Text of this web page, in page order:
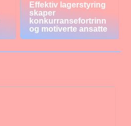
Effektiv lagerstyring
skaper
konkurransefortrinn
og motiverte ansatte